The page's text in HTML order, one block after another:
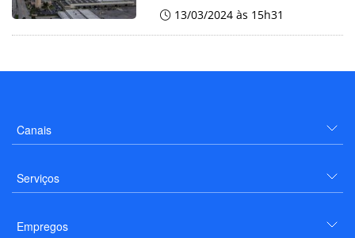
13/03/2024 às 15h31
Canais
Serviços
Empregos